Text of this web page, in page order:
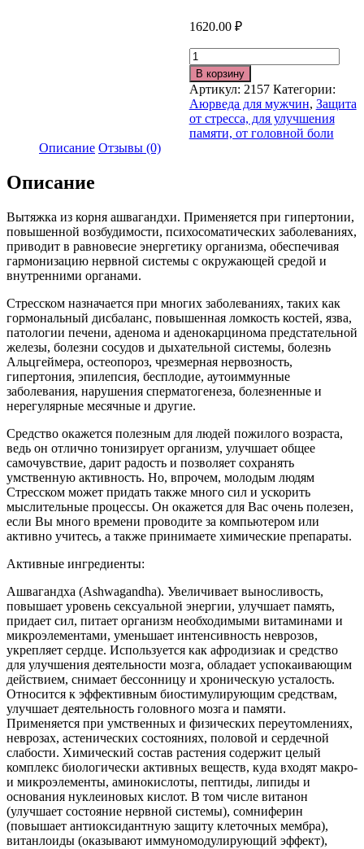
1620.00 ₽
Количество
В корзину
Артикул: 2157 Категории:
Аюрведа для мужчин, Защита
от стресса, для улучшения
памяти, от головной боли
Описание Отзывы (0)
Описание
Вытяжка из корня ашвагандхи. Применяется при гипертонии,
повышенной возбудимости, психосоматических заболеваниях,
приводит в равновесие энергетику организма, обеспечивая
гармонизацию нервной системы с окружающей средой и
внутренними органами.
Стресском назначается при многих заболеваниях, таких как
гормональный дисбаланс, повышенная ломкость костей, язва,
патологии печени, аденома и аденокарцинома предстательной
железы, болезни сосудов и дыхательной системы, болезнь
Альцгеймера, остеопороз, чрезмерная нервозность,
гипертония, эпилепсия, бесплодие, аутоиммунные
заболевания, нарушения сперматогенеза, болезненные и
нерегулярные месячные и другие.
Средство окажется полезным для людей пожилого возраста,
ведь он отлично тонизирует организм, улучшает общее
самочувствие, дарит радость и позволяет сохранять
умственную активность. Но, впрочем, молодым людям
Стресском может придать также много сил и ускорить
мыслительные процессы. Он окажется для Вас очень полезен,
если Вы много времени проводите за компьютером или
активно учитесь, а также принимаете химические препараты.
Активные ингредиенты:
Ашвагандха (Ashwagandha). Увеличивает выносливость,
повышает уровень сексуальной энергии, улучшает память,
придает сил, питает организм необходимыми витаминами и
микроэлементами, уменьшает интенсивность неврозов,
укрепляет сердце. Используется как афродизиак и средство
для улучшения деятельности мозга, обладает успокаивающим
действием, снимает бессонницу и хроническую усталость.
Относится к эффективным биостимулирующим средствам,
улучшает деятельность головного мозга и памяти.
Применяется при умственных и физических переутомлениях,
неврозах, астенических состояниях, половой и сердечной
слабости. Химический состав растения содержит целый
комплекс биологически активных веществ, куда входят макро-
и микроэлементы, аминокислоты, пептиды, липиды и
основания нуклеиновых кислот. В том числе витанон
(улучшает состояние нервной системы), сомниферин
(повышает антиоксидантную защиту клеточных мембра),
витанлоиды (оказывают иммуномодулирующий эффект),